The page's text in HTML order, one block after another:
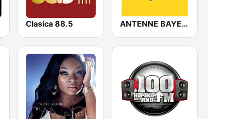
Clasica 88.5 ANTENNE BAYERN